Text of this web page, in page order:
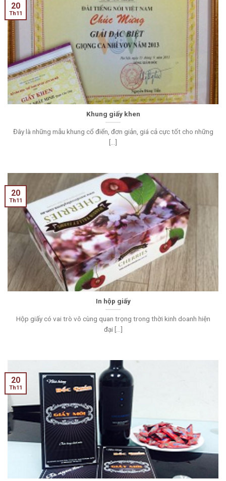
Khung giấy khen
Đây là những mẫu khung cổ điển, đơn giản, giá cả cực tốt cho những
[...]
20
Th11
In hộp giấy
Hộp giấy có vai trò vô cùng quan trọng trong thời kinh doanh hiện
đại [...]
20
Th11
20
Th11